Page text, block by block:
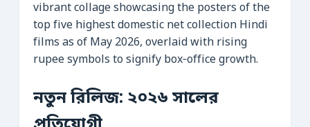
vibrant collage showcasing the posters of the
top five highest domestic net collection Hindi
films as of May 2026, overlaid with rising
rupee symbols to signify box‑office growth.
নতুন রিলিজ: ২০২৬ সালের